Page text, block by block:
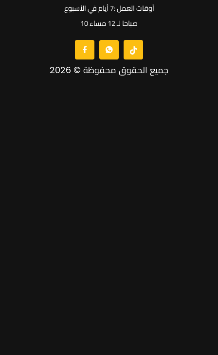
أوقات العمل :7 أيام في الأسبوع
10 صباحا لـ 12 مساء
جميع الحقوق محفوظة © 2026